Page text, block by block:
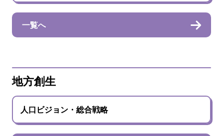
一覧へ
地方創生
人口ビジョン・総合戦略